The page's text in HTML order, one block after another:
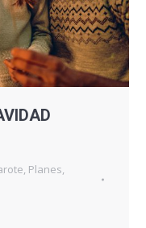
, Planes,